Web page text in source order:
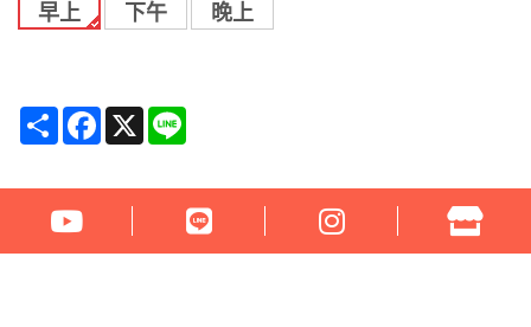
早上
下午 晚上
Share Facebook
X
* 此網頁為非VIP會員瀏覽介面，『VIP會員』請登入帳號密碼即可瀏
覽產品資訊及線上購物 *貴賓如需申請網站VIP會員，請點選「VIP
會員申請說明」，我們的連絡信箱是fahdal@fahdal.com.tw